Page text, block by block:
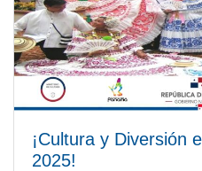
¡Cultura y Diversión
2025!